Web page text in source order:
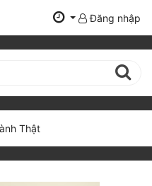
Đăng nhập
Thật